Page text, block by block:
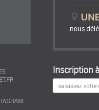
20/07/2021 à 07:10nous
Inscription